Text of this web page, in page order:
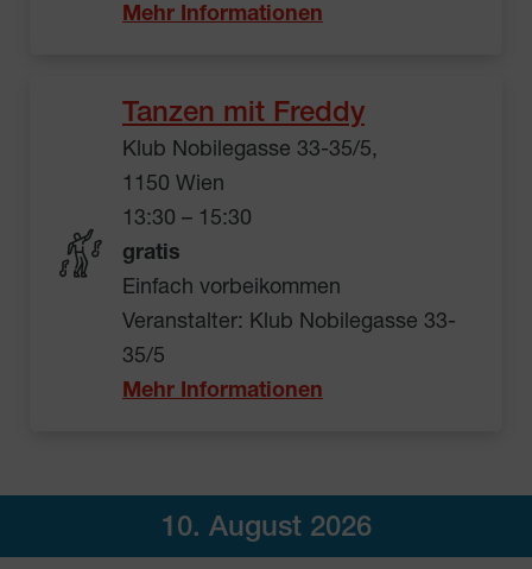
Mehr Informationen
Tanzen mit Freddy
Klub Nobilegasse 33-35/5,
1150 Wien
13:30 – 15:30
gratis
Einfach vorbeikommen
Veranstalter: Klub Nobilegasse 33-
35/5
Mehr Informationen
10. August 2026